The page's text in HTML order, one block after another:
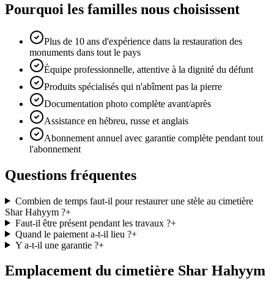
Pourquoi les familles nous choisissent
Plus de 10 ans d'expérience dans la restauration des
monuments dans tout le pays
Équipe professionnelle, attentive à la dignité du défunt
Produits spécialisés qui n'abîment pas la pierre
Documentation photo complète avant/après
Assistance en hébreu, russe et anglais
Abonnement annuel avec garantie complète pendant tout
l'abonnement
Questions fréquentes
Combien de temps faut-il pour restaurer une stèle au cimetière
Shar Hahyym ?+
Faut-il être présent pendant les travaux ?+
Quand le paiement a-t-il lieu ?+
Y a-t-il une garantie ?+
Emplacement du cimetière Shar Hahyym